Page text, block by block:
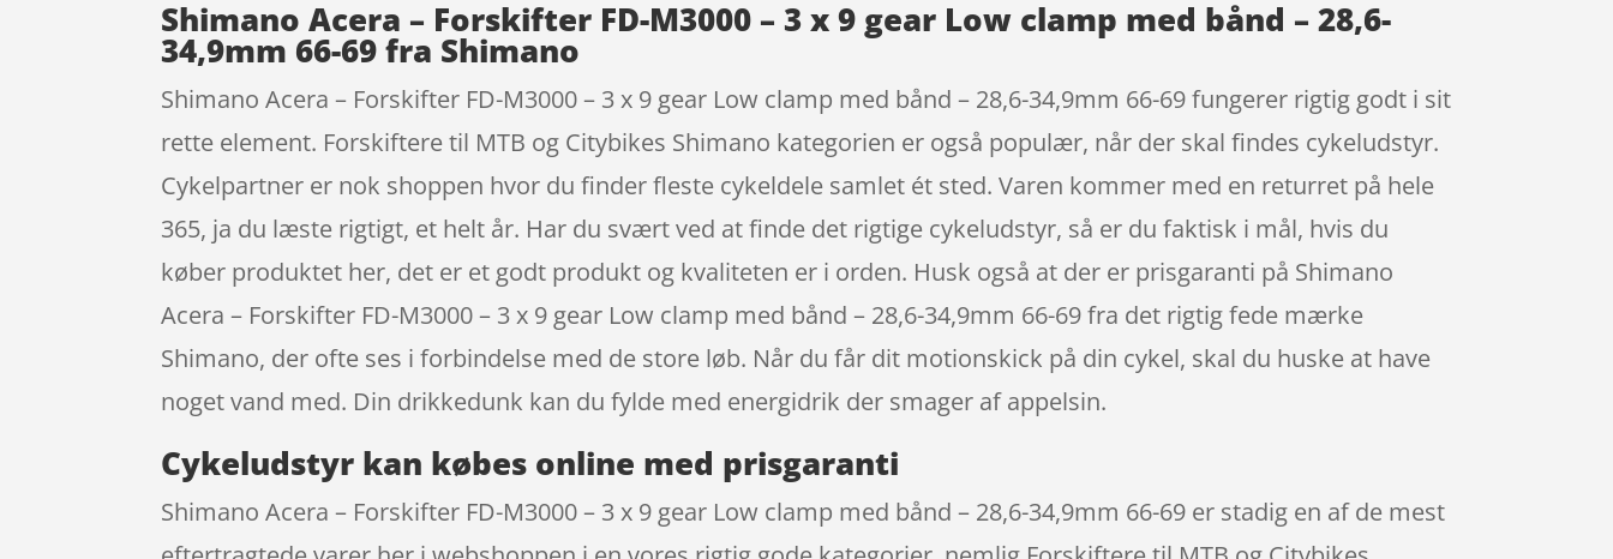
Shimano Acera – Forskifter FD-M3000 – 3 x 9 gear Low clamp med bånd – 28,6-
34,9mm 66-69 fra Shimano
Shimano Acera – Forskifter FD-M3000 – 3 x 9 gear Low clamp med bånd – 28,6-34,9mm 66-69 fungerer rigtig godt i sit
rette element. Forskiftere til MTB og Citybikes Shimano kategorien er også populær, når der skal findes cykeludstyr.
Cykelpartner er nok shoppen hvor du finder fleste cykeldele samlet ét sted. Varen kommer med en returret på hele
365, ja du læste rigtigt, et helt år. Har du svært ved at finde det rigtige cykeludstyr, så er du faktisk i mål, hvis du
køber produktet her, det er et godt produkt og kvaliteten er i orden. Husk også at der er prisgaranti på Shimano
Acera – Forskifter FD-M3000 – 3 x 9 gear Low clamp med bånd – 28,6-34,9mm 66-69 fra det rigtig fede mærke
Shimano, der ofte ses i forbindelse med de store løb. Når du får dit motionskick på din cykel, skal du huske at have
noget vand med. Din drikkedunk kan du fylde med energidrik der smager af appelsin.
Cykeludstyr kan købes online med prisgaranti
Shimano Acera – Forskifter FD-M3000 – 3 x 9 gear Low clamp med bånd – 28,6-34,9mm 66-69 er stadig en af de mest